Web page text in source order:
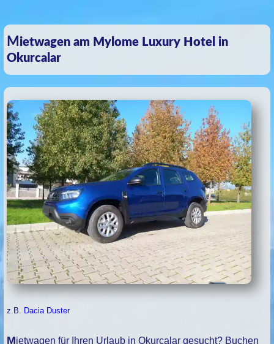
Mietwagen am Mylome Luxury Hotel in
Okurcalar
z.B. Dacia Duster
Mietwagen für Ihren Urlaub in Okurcalar gesucht? Buchen